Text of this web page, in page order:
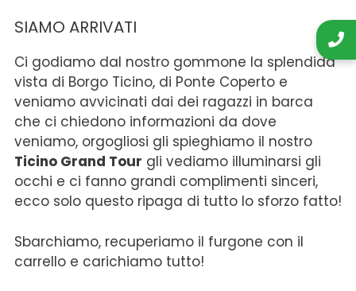
SIAMO ARRIVATI
Ci godiamo dal nostro gommone la splendida
vista di Borgo Ticino, di Ponte Coperto e
veniamo avvicinati dai dei ragazzi in barca
che ci chiedono informazioni da dove
veniamo, orgogliosi gli spieghiamo il nostro
Ticino Grand Tour gli vediamo illuminarsi gli
occhi e ci fanno grandi complimenti sinceri,
ecco solo questo ripaga di tutto lo sforzo fatto!
Sbarchiamo, recuperiamo il furgone con il
carrello e carichiamo tutto!